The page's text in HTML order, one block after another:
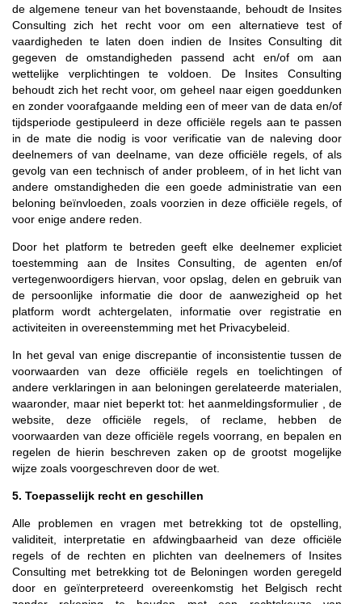
de algemene teneur van het bovenstaande, behoudt de Insites
Consulting zich het recht voor om een alternatieve test of
vaardigheden te laten doen indien de Insites Consulting dit
gegeven de omstandigheden passend acht en/of om aan
wettelijke verplichtingen te voldoen. De Insites Consulting
behoudt zich het recht voor, om geheel naar eigen goeddunken
en zonder voorafgaande melding een of meer van de data en/of
tijdsperiode gestipuleerd in deze officiële regels aan te passen
in de mate die nodig is voor verificatie van de naleving door
deelnemers of van deelname, van deze officiële regels, of als
gevolg van een technisch of ander probleem, of in het licht van
andere omstandigheden die een goede administratie van een
beloning beïnvloeden, zoals voorzien in deze officiële regels, of
voor enige andere reden.
Door het platform te betreden geeft elke deelnemer expliciet
toestemming aan de Insites Consulting, de agenten en/of
vertegenwoordigers hiervan, voor opslag, delen en gebruik van
de persoonlijke informatie die door de aanwezigheid op het
platform wordt achtergelaten, informatie over registratie en
activiteiten in overeenstemming met het Privacybeleid.
In het geval van enige discrepantie of inconsistentie tussen de
voorwaarden van deze officiële regels en toelichtingen of
andere verklaringen in aan beloningen gerelateerde materialen,
waaronder, maar niet beperkt tot: het aanmeldingsformulier , de
website, deze officiële regels, of reclame, hebben de
voorwaarden van deze officiële regels voorrang, en bepalen en
regelen de hierin beschreven zaken op de grootst mogelijke
wijze zoals voorgeschreven door de wet.
5. Toepasselijk recht en geschillen
Alle problemen en vragen met betrekking tot de opstelling,
validiteit, interpretatie en afdwingbaarheid van deze officiële
regels of de rechten en plichten van deelnemers of Insites
Consulting met betrekking tot de Beloningen worden geregeld
door en geïnterpreteerd overeenkomstig het Belgisch recht